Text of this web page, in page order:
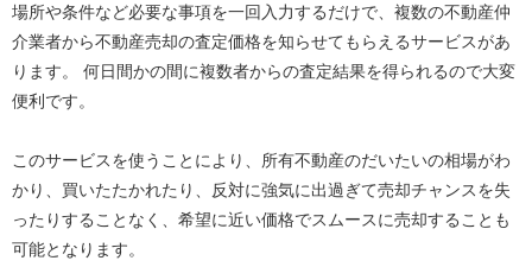
場所や条件など必要な事項を一回入力するだけで、複数の不動産仲
介業者から不動産売却の査定価格を知らせてもらえるサービスがあ
ります。 何日間かの間に複数者からの査定結果を得られるので大変
便利です。
このサービスを使うことにより、所有不動産のだいたいの相場がわ
かり、買いたたかれたり、反対に強気に出過ぎて売却チャンスを失
ったりすることなく、希望に近い価格でスムースに売却することも
可能となります。